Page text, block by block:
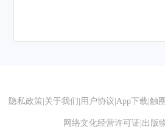
隐私政策 关于我们 用户协议 App下载 触
网络文化经营许可证 出版